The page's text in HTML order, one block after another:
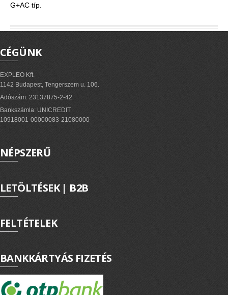
G+AC típ.
CÉGÜNK
EXPLEO Kft.
1142 Budapest, Tengerszem u. 106.
Adószám: 23137875-2-42
Bankszámla: UNICREDIT
10918001-00000083-21080000
NÉPSZERŰ
LETÖLTÉSEK | B2B
FELTÉTELEK
BANKKÁRTYÁS FIZETÉS